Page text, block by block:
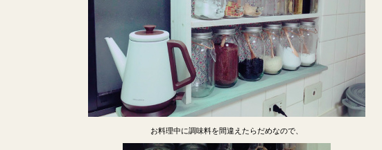
お料理中に調味料を間違えたらだめなので、